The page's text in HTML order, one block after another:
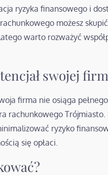
ryzyka finansowego i
możesz
warto rozważyć
swojej
firma nie osiąga
rachunkowego
ryzyko
się opłaci.